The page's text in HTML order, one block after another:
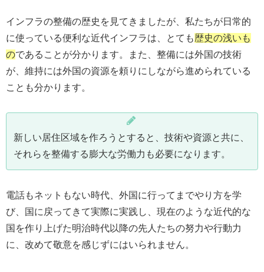
インフラの整備の歴史を見てきましたが、私たちが日常的
に使っている便利な近代インフラは、とても歴史の浅いも
のであることが分かります。また、整備には外国の技術
が、維持には外国の資源を頼りにしながら進められている
ことも分かります。
新しい居住区域を作ろうとすると、技術や資源と共に、
それらを整備する膨大な労働力も必要になります。
電話もネットもない時代、外国に行ってまでやり方を学
び、国に戻ってきて実際に実践し、現在のような近代的な
国を作り上げた明治時代以降の先人たちの努力や行動力
に、改めて敬意を感じずにはいられません。